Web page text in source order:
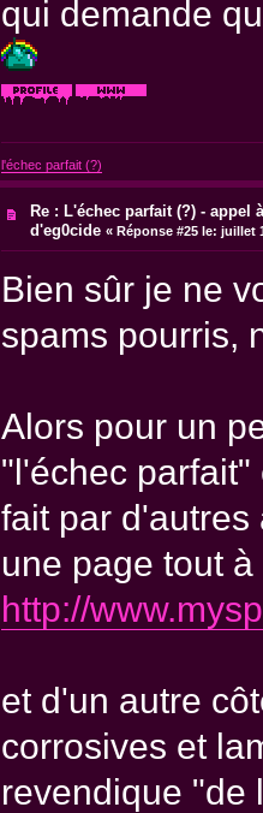
qui demande
l'échec parfait (?)
Re : L'échec parfait (?) - appel
d'eg0cide «Réponse #25 le: juillet
Bien sûr je ne
spams pourris,
Alors pour un
"l'échec
fait par d'autres
une page tout
http://
et d'un autre
corrosives et
revendique "de